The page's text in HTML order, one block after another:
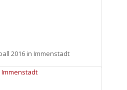
2016 in Immenstadt